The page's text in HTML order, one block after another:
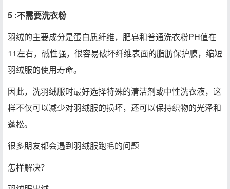
5 :不需要洗衣粉
羽绒的主要成分是蛋白质纤维，肥皂和普通洗衣粉PH值在
11左右，碱性强，很容易破坏纤维表面的脂肪保护膜，缩短
羽绒服的使用寿命。
因此，洗羽绒服时最好选择特殊的清洁剂或中性洗衣液，这
样不仅可以减少对羽绒服的损坏，还可以保持织物的光泽和
蓬松。
很多朋友都会遇到羽绒服跑毛的问题
怎样解决？